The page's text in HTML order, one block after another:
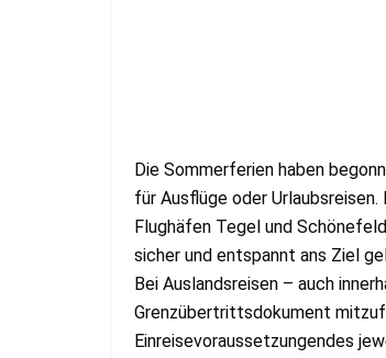
Die Sommerferien haben
für Ausflüge oder
Flughäfen Tegel und
sicher und entspannt ans Ziel
Bei Auslandsreisen – auch
Grenzübertrittsdokument
Einreisevoraussetzungendes